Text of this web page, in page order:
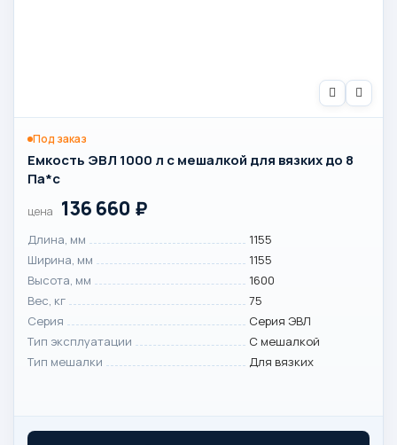
Под заказ
Емкость ЭВЛ 1000 л с мешалкой для вязких до 8
Па*с
цена 136 660 ₽
Длина, мм
1155
Ширина, мм
1155
Высота, мм
1600
Вес, кг
75
Серия
Серия ЭВЛ
Тип эксплуатации
С мешалкой
Тип мешалки
Для вязких